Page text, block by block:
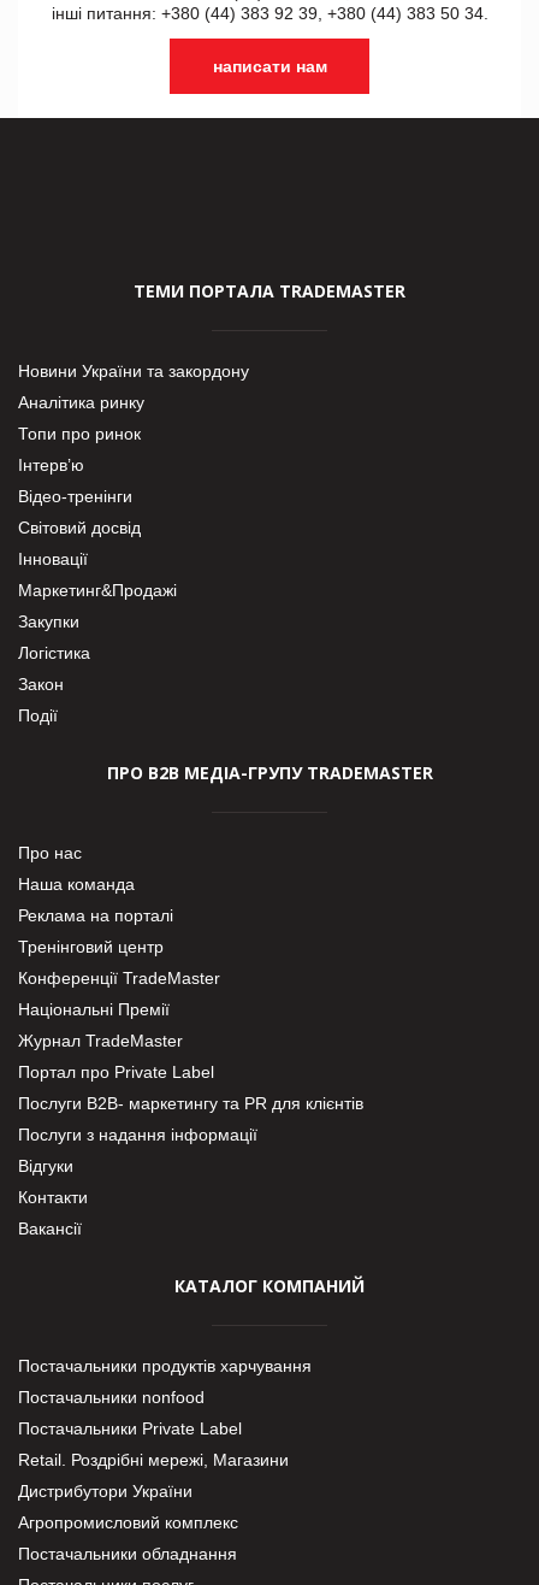
інші питання: +380 (44) 383 92 39, +380 (44) 383 50 34.
написати нам
ТЕМИ ПОРТАЛА TRADEMASTER
Новини України та закордону
Аналітика ринку
Топи про ринок
Інтерв’ю
Відео-тренінги
Світовий досвід
Інновації
Маркетинг&Продажі
Закупки
Логістика
Закон
Події
ПРО В2В МЕДІА-ГРУПУ TRADEMASTER
Про нас
Наша команда
Реклама на порталі
Тренінговий центр
Конференції TradeMaster
Національні Премії
Журнал TradeMaster
Портал про Private Label
Послуги В2В- маркетингу та PR для клієнтів
Послуги з надання інформації
Відгуки
Контакти
Вакансії
КАТАЛОГ КОМПАНИЙ
Постачальники продуктів харчування
Постачальники nonfood
Постачальники Private Label
Retail. Роздрібні мережі, Магазини
Дистрибутори України
Агропромисловий комплекс
Постачальники обладнання